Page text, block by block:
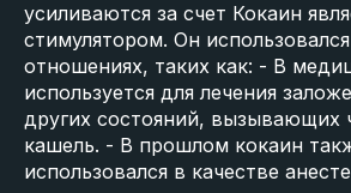
усиливаются за счет Кокаин
стимулятором. Он
отношениях, таких как: - В
используется для лечения
других состояний, вызывающих
кашель. - В прошлом кокаин
использовался в качестве